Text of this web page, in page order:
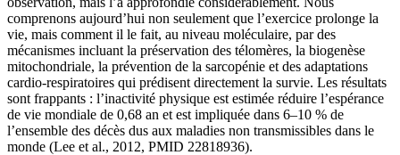
comprenons aujourd’hui non seulement que l’exercice prolonge la
vie, mais comment il le fait, au niveau moléculaire, par des
mécanismes incluant la préservation des télomères, la biogenèse
mitochondriale, la prévention de la sarcopénie et des adaptations
cardio-respiratoires qui prédisent directement la survie. Les résultats
sont frappants : l’inactivité physique est estimée réduire l’espérance
de vie mondiale de 0,68 an et est impliquée dans 6–10 % de
l’ensemble des décès dus aux maladies non transmissibles dans le
monde (Lee et al., 2012, PMID 22818936).